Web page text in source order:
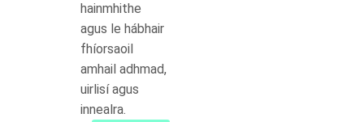
hainmhithe
agus le hábhair
fhíorsaoil
amhail adhmad,
uirlisí agus
innealra.